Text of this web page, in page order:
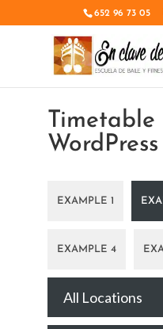
652 96 73 05
Timetable
EXAMPLE 1
EXAMPLE 4
All Locations